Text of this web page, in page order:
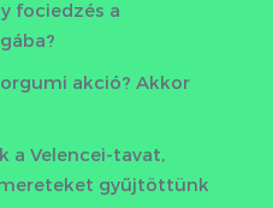
fociedzés a
akció? Akkor
a Velencei-tavat,
gyűjtöttünk